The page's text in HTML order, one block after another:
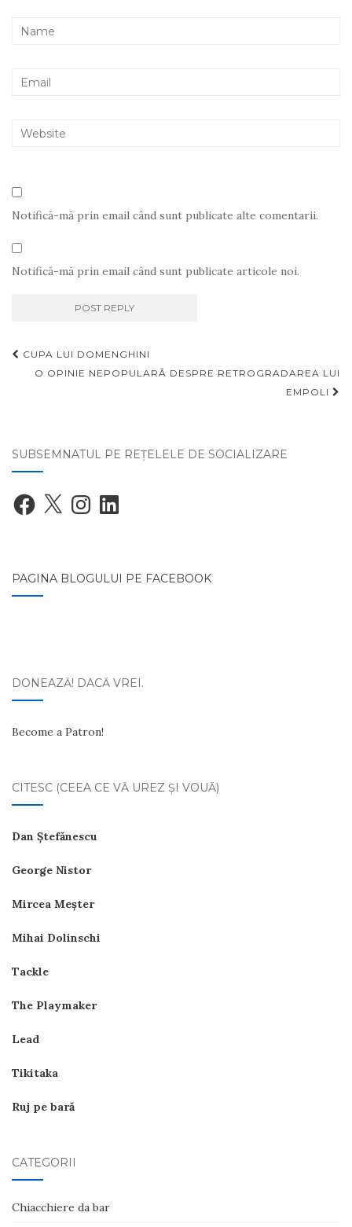
Notifică-mă prin email când sunt publicate alte comentarii.
Notifică-mă prin email când sunt publicate articole noi.
Navigare
articole
CUPA LUI DOMENGHINI
O OPINIE NEPOPULARĂ DESPRE RETROGRADAREA LUI
EMPOLI
SUBSEMNATUL PE REŢELELE DE SOCIALIZARE
Facebook
X InstagramLinkedIn
PAGINA BLOGULUI PE FACEBOOK
DONEAZĂ! DACĂ VREI.
Become a Patron!
CITESC (CEEA CE VĂ UREZ ŞI VOUĂ)
Dan Ştefănescu
George Nistor
Mircea Meşter
Mihai Dolinschi
Tackle
The Playmaker
Lead
Tikitaka
Ruj pe bară
CATEGORII
Chiacchiere da bar